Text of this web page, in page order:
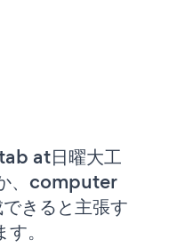
at日曜大工
、computer
きると主張す
。